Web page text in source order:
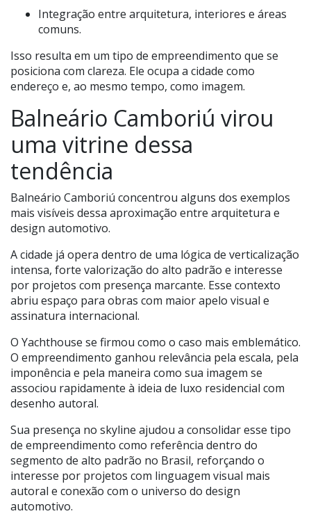
Integração entre arquitetura, interiores e áreas
comuns.
Isso resulta em um tipo de empreendimento que se
posiciona com clareza. Ele ocupa a cidade como
endereço e, ao mesmo tempo, como imagem.
Balneário Camboriú virou
uma vitrine dessa
tendência
Balneário Camboriú concentrou alguns dos exemplos
mais visíveis dessa aproximação entre arquitetura e
design automotivo.
A cidade já opera dentro de uma lógica de verticalização
intensa, forte valorização do alto padrão e interesse
por projetos com presença marcante. Esse contexto
abriu espaço para obras com maior apelo visual e
assinatura internacional.
O Yachthouse se firmou como o caso mais emblemático.
O empreendimento ganhou relevância pela escala, pela
imponência e pela maneira como sua imagem se
associou rapidamente à ideia de luxo residencial com
desenho autoral.
Sua presença no skyline ajudou a consolidar esse tipo
de empreendimento como referência dentro do
segmento de alto padrão no Brasil, reforçando o
interesse por projetos com linguagem visual mais
autoral e conexão com o universo do design
automotivo.